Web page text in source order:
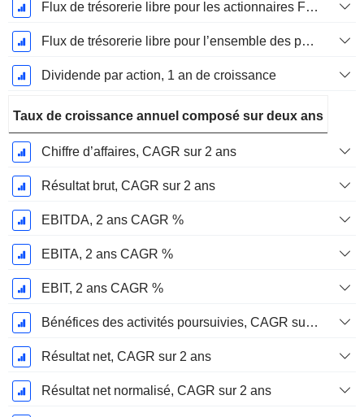
Flux de trésorerie libre pour les actionnaires FCFE, Croissance 1 an
Flux de trésorerie libre pour l’ensemble des pourvoyeurs de fonds (créanciers et actionnaires) FCFF, Croissance 1 an
Dividende par action, 1 an de croissance
Taux de croissance annuel composé sur deux ans
Chiffre d’affaires, CAGR sur 2 ans
Résultat brut, CAGR sur 2 ans
EBITDA, 2 ans CAGR %
EBITA, 2 ans CAGR %
EBIT, 2 ans CAGR %
Bénéfices des activités poursuivies, CAGR sur 2 ans
Résultat net, CAGR sur 2 ans
Résultat net normalisé, CAGR sur 2 ans